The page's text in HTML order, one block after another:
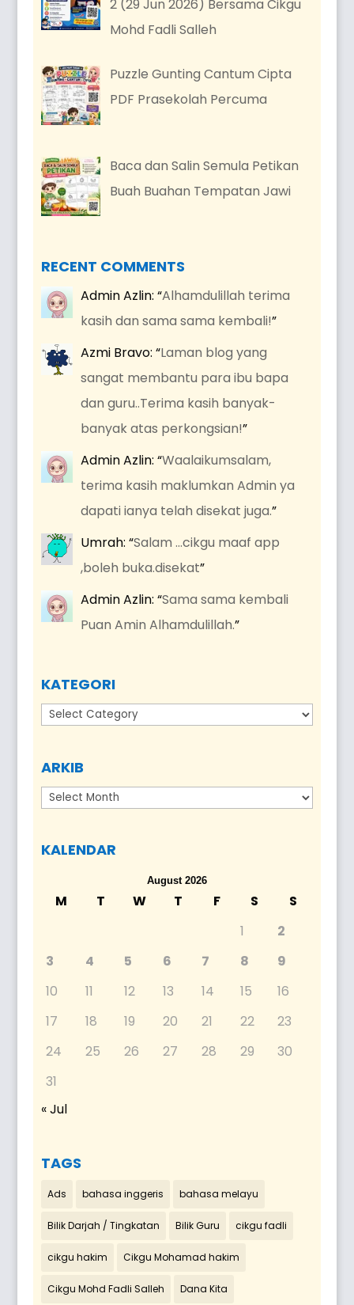
2 (29 Jun 2026) Bersama Cikgu
Mohd Fadli Salleh
Puzzle Gunting Cantum Cipta
PDF Prasekolah Percuma
Baca dan Salin Semula Petikan
Buah Buahan Tempatan Jawi
RECENT COMMENTS
Admin Azlin: “Alhamdulillah terima
kasih dan sama sama kembali!”
Azmi Bravo: “Laman blog yang
sangat membantu para ibu bapa
dan guru..Terima kasih banyak-
banyak atas perkongsian!”
Admin Azlin: “Waalaikumsalam,
terima kasih maklumkan Admin ya
dapati ianya telah disekat juga.”
Umrah: “Salam …cikgu maaf app
,boleh buka.disekat”
Admin Azlin: “Sama sama kembali
Puan Amin Alhamdulillah.”
KATEGORI
Kategori
ARKIB
Arkib
KALENDAR
August 2026
M T W T F S
S
1
2
3
4 5 6 7 8
9
10
11 12 13 14 15
16
17
18 19 20 21 22
23
24
25 26 27 28 29
30
31
« Jul
TAGS
Ads bahasa inggeris bahasa melayu
Bilik Darjah / Tingkatan Bilik Guru cikgu fadli
cikgu hakim Cikgu Mohamad hakim
Cikgu Mohd Fadli Salleh Dana Kita